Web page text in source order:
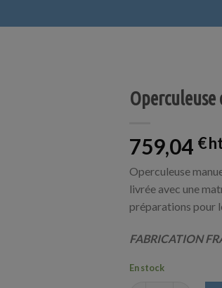
759,04 €
Operculeuse
livrée avec une
préparations pour
FABRICATION
En stock